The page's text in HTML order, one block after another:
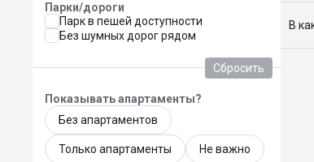
Парки/дороги
Парк в пешей доступности
Без шумных дорог рядом
Сбросить
Показывать апартаменты?
Без апартаментов
Только апартаменты Не важно
В